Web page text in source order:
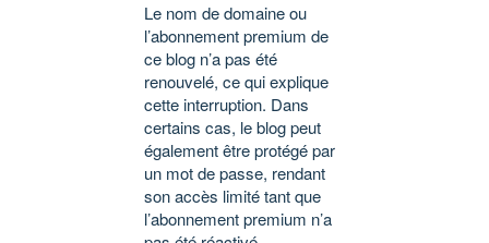
Le nom de domaine ou
l’abonnement premium de
ce blog n’a pas été
renouvelé, ce qui explique
cette interruption. Dans
certains cas, le blog peut
également être protégé par
un mot de passe, rendant
son accès limité tant que
l’abonnement premium n’a